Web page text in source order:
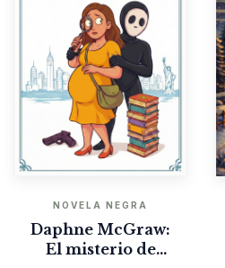
NOVELA NEGRA
Daphne McGraw:
El misterio de